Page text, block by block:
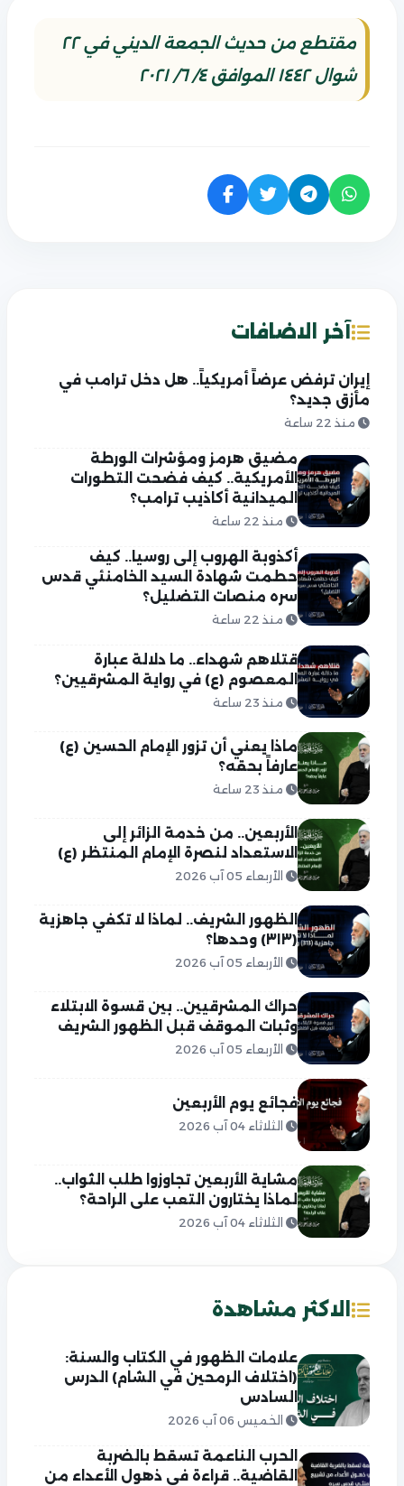
مقتطع من حديث الجمعة الديني في ٢٢
شوال ١٤٤٢ الموافق ٤/ ٦/ ٢٠٢١
آخر الاضافات
إيران ترفض عرضاً أمريكياً.. هل دخل ترامب في
مأزق جديد؟
منذ 22 ساعة
مضيق هرمز ومؤشرات الورطة
الأمريكية.. كيف فضحت التطورات
الميدانية أكاذيب ترامب؟
منذ 22 ساعة
أكذوبة الهروب إلى روسيا.. كيف
حطمت شهادة السيد الخامنئي قدس
سره منصات التضليل؟
منذ 22 ساعة
قتلاهم شهداء.. ما دلالة عبارة
المعصوم (ع) في رواية المشرقيين؟
منذ 23 ساعة
ماذا يعني أن تزور الإمام الحسين (ع)
عارفاً بحقه؟
منذ 23 ساعة
الأربعين.. من خدمة الزائر إلى
الاستعداد لنصرة الإمام المنتظر (ع)
الأربعاء 05 آب 2026
الظهور الشريف.. لماذا لا تكفي جاهزية
(٣١٣) وحدها؟
الأربعاء 05 آب 2026
حراك المشرقيين.. بين قسوة الابتلاء
وثبات الموقف قبل الظهور الشريف
الأربعاء 05 آب 2026
فجائع يوم الأربعين
الثلاثاء 04 آب 2026
مشاية الأربعين تجاوزوا طلب الثواب..
لماذا يختارون التعب على الراحة؟
الثلاثاء 04 آب 2026
الاكثر مشاهدة
علامات الظهور في الكتاب والسنة:
(اختلاف الرمحين في الشام) الدرس
السادس
الخميس 06 آب 2026
الحرب الناعمة تسقط بالضربة
القاضية.. قراءة في ذهول الأعداء من